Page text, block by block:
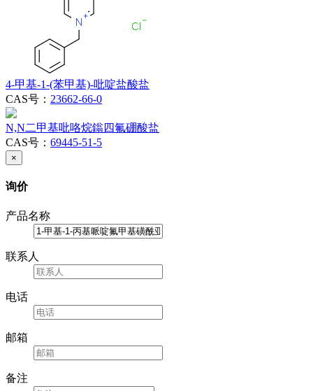
4-甲基-1-(苯甲基)-吡啶盐酸盐
CAS号： 23662-66-0
N,N二甲基吡咯烷鎓四氟硼酸盐
CAS号： 69445-51-5
×
询价
产品名称
联系人
电话
邮箱
备注